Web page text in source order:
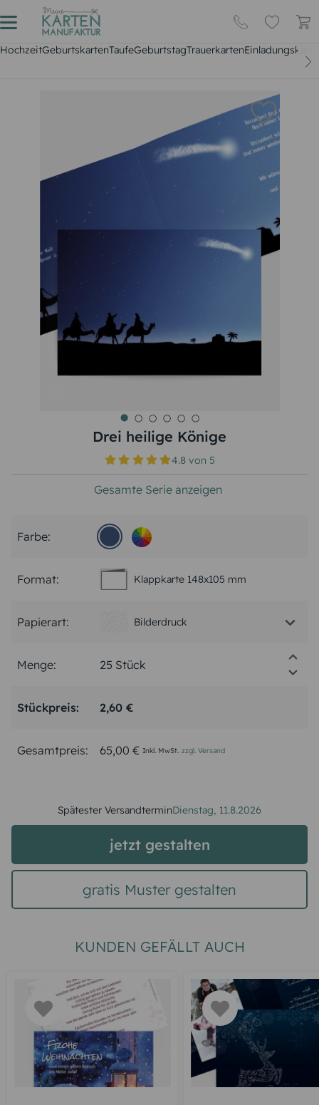
HochzeitGeburtskartenTaufeGeburtstagTrauerkarten
Drei heilige Könige
4.8 von5
Gesamte Serie anzeigen
Farbe:
Format: Klappkarte 148x105 mm
Papierart: Bilderdruck
Menge:
Stückpreis: 2,60 €
Gesamtpreis: 65,00 € Inkl. MwSt. zzgl. Versand
Spätester VersandterminDienstag, 11.8.2026
jetzt gestalten
gratis Muster gestalten
KUNDEN GEFÄLLT AUCH